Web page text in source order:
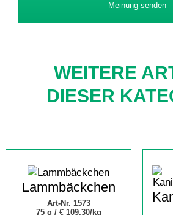
Meinung senden
WEITERE
DIESER
Lammbäckchen
Art-Nr. 1573
75 g / € 109,30/kg